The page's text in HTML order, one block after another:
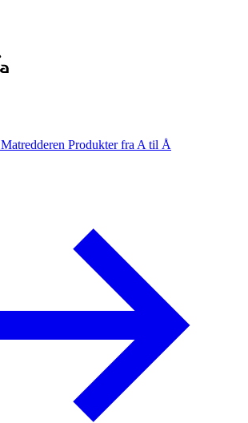
Matredderen Produkter fra A til Å